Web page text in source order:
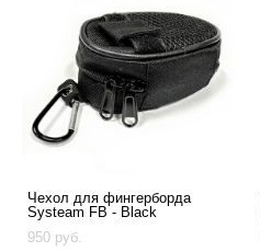
Чехол для фингерборда
Systeam FB - Black
950 pуб.